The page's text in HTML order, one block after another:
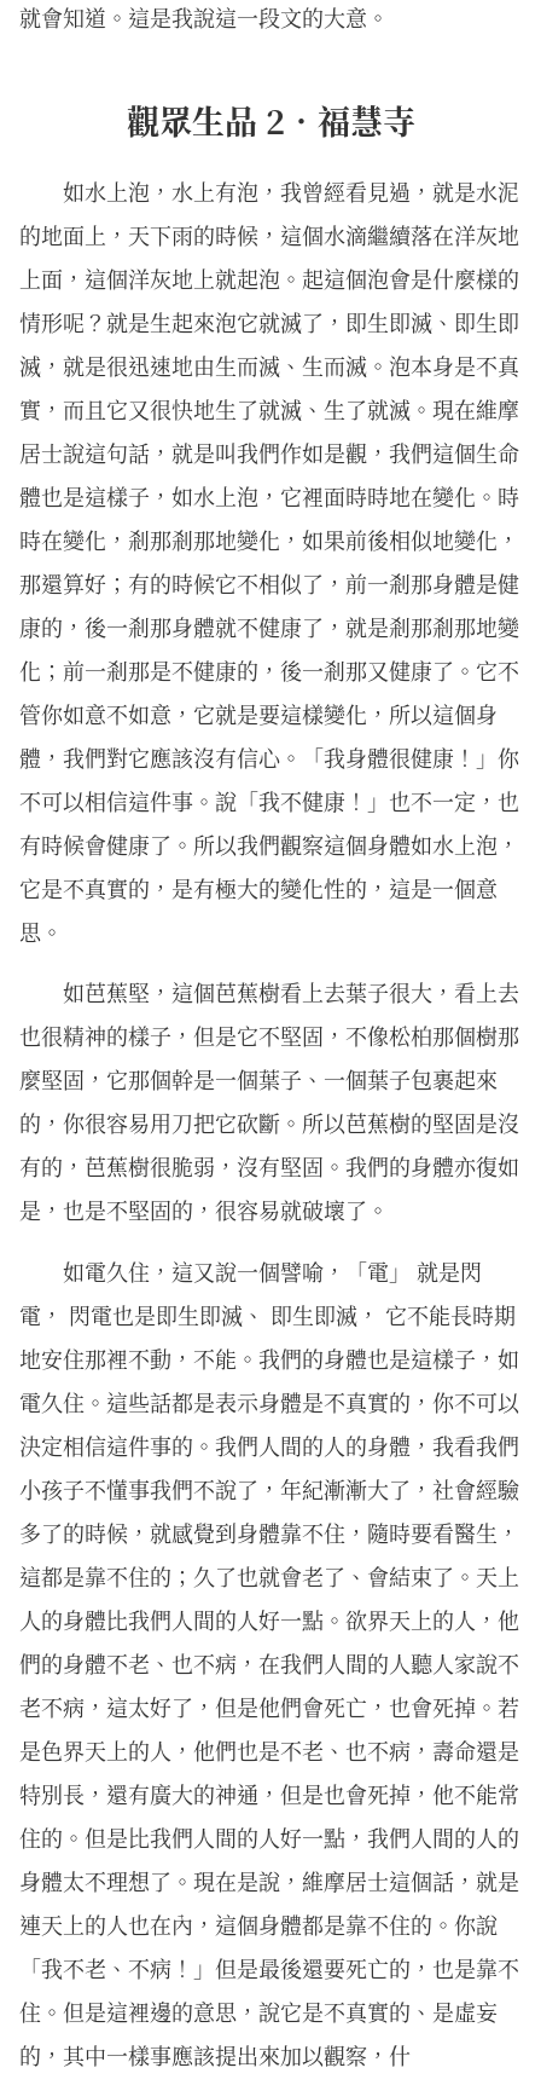
就會知道。這是我說這一段文的大意。
觀眾生品 2．福慧寺
如水上泡，水上有泡，我曾經看見過，就是水泥
的地面上，天下雨的時候，這個水滴繼續落在洋灰地
上面，這個洋灰地上就起泡。起這個泡會是什麼樣的
情形呢？就是生起來泡它就滅了，即生即滅、即生即
滅，就是很迅速地由生而滅、生而滅。泡本身是不真
實，而且它又很快地生了就滅、生了就滅。現在維摩
居士說這句話，就是叫我們作如是觀，我們這個生命
體也是這樣子，如水上泡，它裡面時時地在變化。時
時在變化，剎那剎那地變化，如果前後相似地變化，
那還算好；有的時候它不相似了，前一剎那身體是健
康的，後一剎那身體就不健康了，就是剎那剎那地變
化；前一剎那是不健康的，後一剎那又健康了。它不
管你如意不如意，它就是要這樣變化，所以這個身
體，我們對它應該沒有信心。「我身體很健康！」你
不可以相信這件事。說「我不健康！」也不一定，也
有時候會健康了。所以我們觀察這個身體如水上泡，
它是不真實的，是有極大的變化性的，這是一個意
思。
如芭蕉堅，這個芭蕉樹看上去葉子很大，看上去
也很精神的樣子，但是它不堅固，不像松柏那個樹那
麼堅固，它那個幹是一個葉子、一個葉子包裹起來
的，你很容易用刀把它砍斷。所以芭蕉樹的堅固是沒
有的，芭蕉樹很脆弱，沒有堅固。我們的身體亦復如
是，也是不堅固的，很容易就破壞了。
如電久住，這又說一個譬喻，「電」 就是閃
電， 閃電也是即生即滅、 即生即滅， 它不能長時期
地安住那裡不動，不能。我們的身體也是這樣子，如
電久住。這些話都是表示身體是不真實的，你不可以
決定相信這件事的。我們人間的人的身體，我看我們
小孩子不懂事我們不說了，年紀漸漸大了，社會經驗
多了的時候，就感覺到身體靠不住，隨時要看醫生，
這都是靠不住的；久了也就會老了、會結束了。天上
人的身體比我們人間的人好一點。欲界天上的人，他
們的身體不老、也不病，在我們人間的人聽人家說不
老不病，這太好了，但是他們會死亡，也會死掉。若
是色界天上的人，他們也是不老、也不病，壽命還是
特別長，還有廣大的神通，但是也會死掉，他不能常
住的。但是比我們人間的人好一點，我們人間的人的
身體太不理想了。現在是說，維摩居士這個話，就是
連天上的人也在內，這個身體都是靠不住的。你說
「我不老、不病！」但是最後還要死亡的，也是靠不
住。但是這裡邊的意思，說它是不真實的、是虛妄
的，其中一樣事應該提出來加以觀察，什